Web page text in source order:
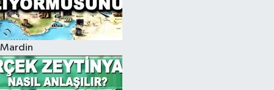
Mardin